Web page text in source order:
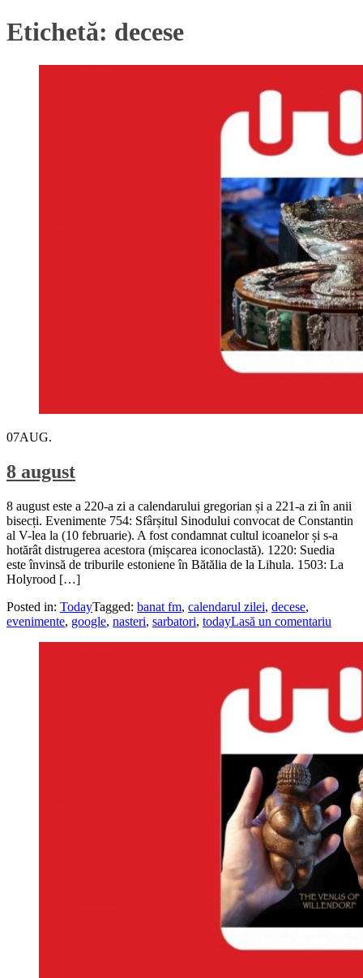
Etichetă: decese
07AUG.
8 august
8 august este a 220-a zi a calendarului gregorian și a 221-a zi în anii
bisecți. Evenimente 754: Sfârșitul Sinodului convocat de Constantin
al V-lea la (10 februarie). A fost condamnat cultul icoanelor și s-a
hotărât distrugerea acestora (mișcarea iconoclastă). 1220: Suedia
este învinsă de triburile estoniene în Bătălia de la Lihula. 1503: La
Holyrood […]
Posted in: TodayTagged: banat fm, calendarul zilei, decese,
evenimente, google, nasteri, sarbatori, todayLasă un comentariu